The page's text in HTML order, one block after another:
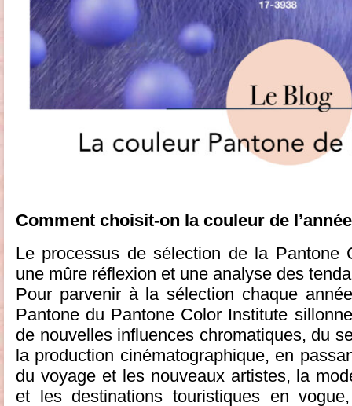
Comment choisit-on la couleur de
Le processus de sélection de la Pantone
une mûre réflexion et une analyse des
Pour parvenir à la sélection chaque
Pantone du Pantone Color Institute
de nouvelles influences chromatiques, du
la production cinématographique, en
du voyage et les nouveaux artistes, la
et les destinations touristiques en